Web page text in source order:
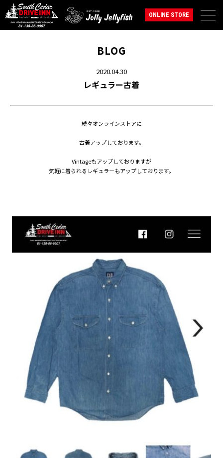
ONLINE STORE
BLOG
2020.04.30
レギュラー古着
続々オンラインストアに
古着アップしております。
Vintageもアップしておりますが
気軽に着られるレギュラーもアップしております。